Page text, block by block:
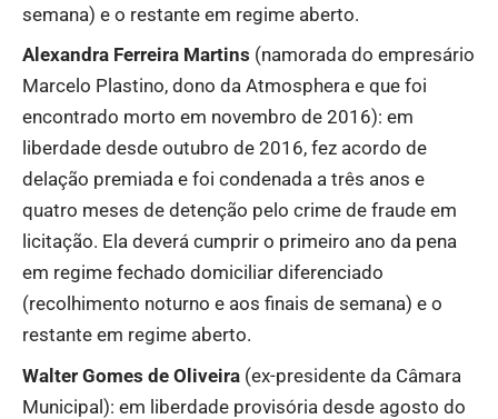
semana) e o restante em regime aberto.
Alexandra Ferreira Martins (namorada do empresário
Marcelo Plastino, dono da Atmosphera e que foi
encontrado morto em novembro de 2016): em
liberdade desde outubro de 2016, fez acordo de
delação premiada e foi condenada a três anos e
quatro meses de detenção pelo crime de fraude em
licitação. Ela deverá cumprir o primeiro ano da pena
em regime fechado domiciliar diferenciado
(recolhimento noturno e aos finais de semana) e o
restante em regime aberto.
Walter Gomes de Oliveira (ex-presidente da Câmara
Municipal): em liberdade provisória desde agosto do